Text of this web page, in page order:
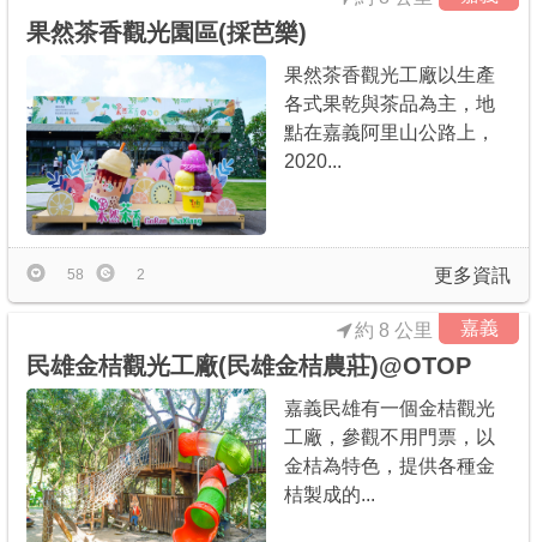
果然茶香觀光園區(採芭樂)
果然茶香觀光工廠以生產
各式果乾與茶品為主，地
點在嘉義阿里山公路上，
2020...
更多資訊
58 2
嘉義
約 8 公里
民雄金桔觀光工廠(民雄金桔農莊)@OTOP
嘉義民雄有一個金桔觀光
工廠，參觀不用門票，以
金桔為特色，提供各種金
桔製成的...